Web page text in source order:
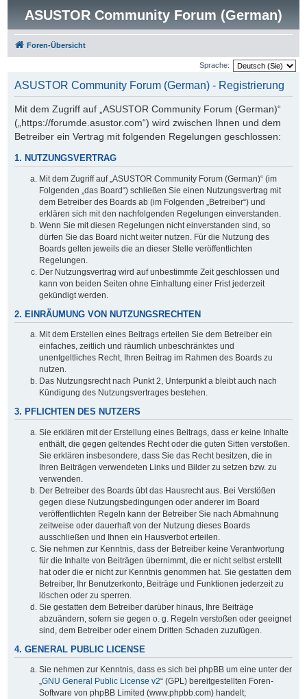
ASUSTOR Community Forum (German)
Foren-Übersicht
Sprache:
ASUSTOR Community Forum (German) - Registrierung
Mit dem Zugriff auf „ASUSTOR Community Forum (German)“
(„https://forumde.asustor.com“) wird zwischen Ihnen und dem
Betreiber ein Vertrag mit folgenden Regelungen geschlossen:
1. NUTZUNGSVERTRAG
Mit dem Zugriff auf „ASUSTOR Community Forum (German)“ (im
Folgenden „das Board“) schließen Sie einen Nutzungsvertrag mit
dem Betreiber des Boards ab (im Folgenden „Betreiber“) und
erklären sich mit den nachfolgenden Regelungen einverstanden.
Wenn Sie mit diesen Regelungen nicht einverstanden sind, so
dürfen Sie das Board nicht weiter nutzen. Für die Nutzung des
Boards gelten jeweils die an dieser Stelle veröffentlichten
Regelungen.
Der Nutzungsvertrag wird auf unbestimmte Zeit geschlossen und
kann von beiden Seiten ohne Einhaltung einer Frist jederzeit
gekündigt werden.
2. EINRÄUMUNG VON NUTZUNGSRECHTEN
Mit dem Erstellen eines Beitrags erteilen Sie dem Betreiber ein
einfaches, zeitlich und räumlich unbeschränktes und
unentgeltliches Recht, Ihren Beitrag im Rahmen des Boards zu
nutzen.
Das Nutzungsrecht nach Punkt 2, Unterpunkt a bleibt auch nach
Kündigung des Nutzungsvertrages bestehen.
3. PFLICHTEN DES NUTZERS
Sie erklären mit der Erstellung eines Beitrags, dass er keine Inhalte
enthält, die gegen geltendes Recht oder die guten Sitten verstoßen.
Sie erklären insbesondere, dass Sie das Recht besitzen, die in
Ihren Beiträgen verwendeten Links und Bilder zu setzen bzw. zu
verwenden.
Der Betreiber des Boards übt das Hausrecht aus. Bei Verstößen
gegen diese Nutzungsbedingungen oder anderer im Board
veröffentlichten Regeln kann der Betreiber Sie nach Abmahnung
zeitweise oder dauerhaft von der Nutzung dieses Boards
ausschließen und Ihnen ein Hausverbot erteilen.
Sie nehmen zur Kenntnis, dass der Betreiber keine Verantwortung
für die Inhalte von Beiträgen übernimmt, die er nicht selbst erstellt
hat oder die er nicht zur Kenntnis genommen hat. Sie gestatten dem
Betreiber, Ihr Benutzerkonto, Beiträge und Funktionen jederzeit zu
löschen oder zu sperren.
Sie gestatten dem Betreiber darüber hinaus, Ihre Beiträge
abzuändern, sofern sie gegen o. g. Regeln verstoßen oder geeignet
sind, dem Betreiber oder einem Dritten Schaden zuzufügen.
4. GENERAL PUBLIC LICENSE
Sie nehmen zur Kenntnis, dass es sich bei phpBB um eine unter der
„GNU General Public License v2“ (GPL) bereitgestellten Foren-
Software von phpBB Limited (www.phpbb.com) handelt;